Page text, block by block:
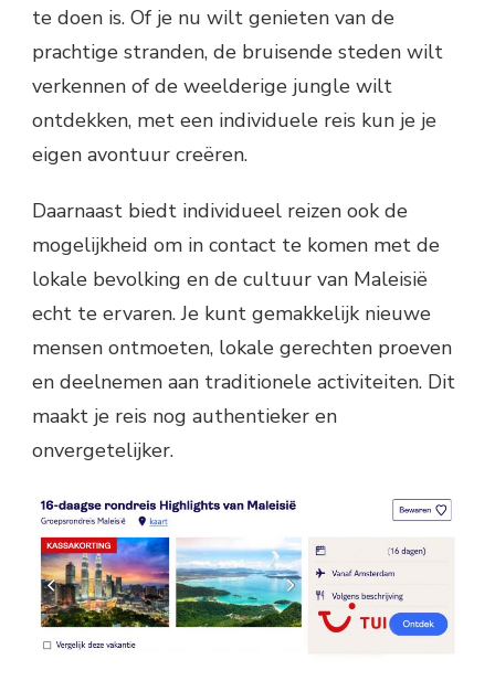
te doen is. Of je nu wilt genieten van de
prachtige stranden, de bruisende steden wilt
verkennen of de weelderige jungle wilt
ontdekken, met een individuele reis kun je je
eigen avontuur creëren.
Daarnaast biedt individueel reizen ook de
mogelijkheid om in contact te komen met de
lokale bevolking en de cultuur van Maleisië
echt te ervaren. Je kunt gemakkelijk nieuwe
mensen ontmoeten, lokale gerechten proeven
en deelnemen aan traditionele activiteiten. Dit
maakt je reis nog authentieker en
onvergetelijker.